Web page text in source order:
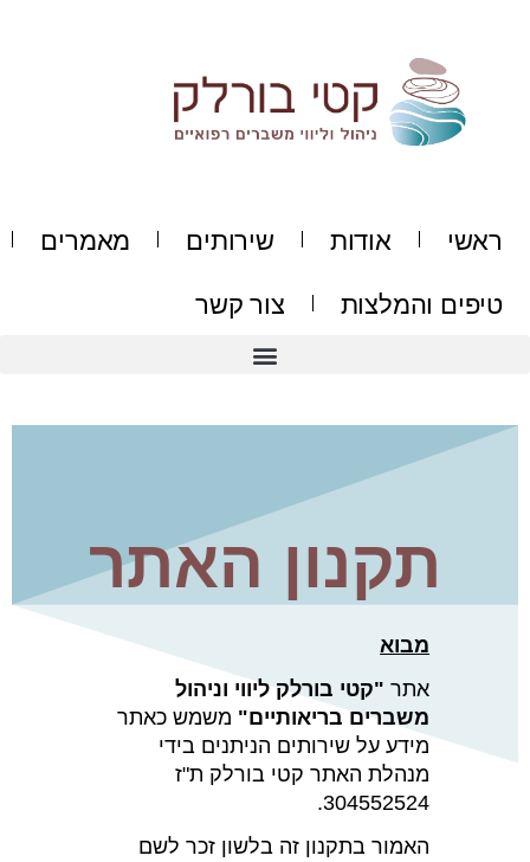
ראשי אודות שירותים
מאמרים
טיפים והמלצות
צור קשר
תקנון האתר
מבוא
אתר "קטי בורלק ליווי וניהול
משברים בריאותיים" משמש כאתר
מידע על שירותים הניתנים בידי
מנהלת האתר קטי בורלק ת"ז
304552524.
האמור בתקנון זה בלשון זכר לשם